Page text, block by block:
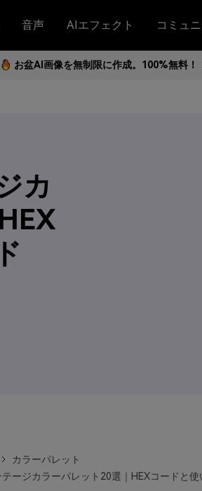
音声 AIエフェクト コミュ
お盆AI画像を無制限に作成。100%無料！
カ
カラーパレット
ージカラーパレット20選｜HEXコードと使